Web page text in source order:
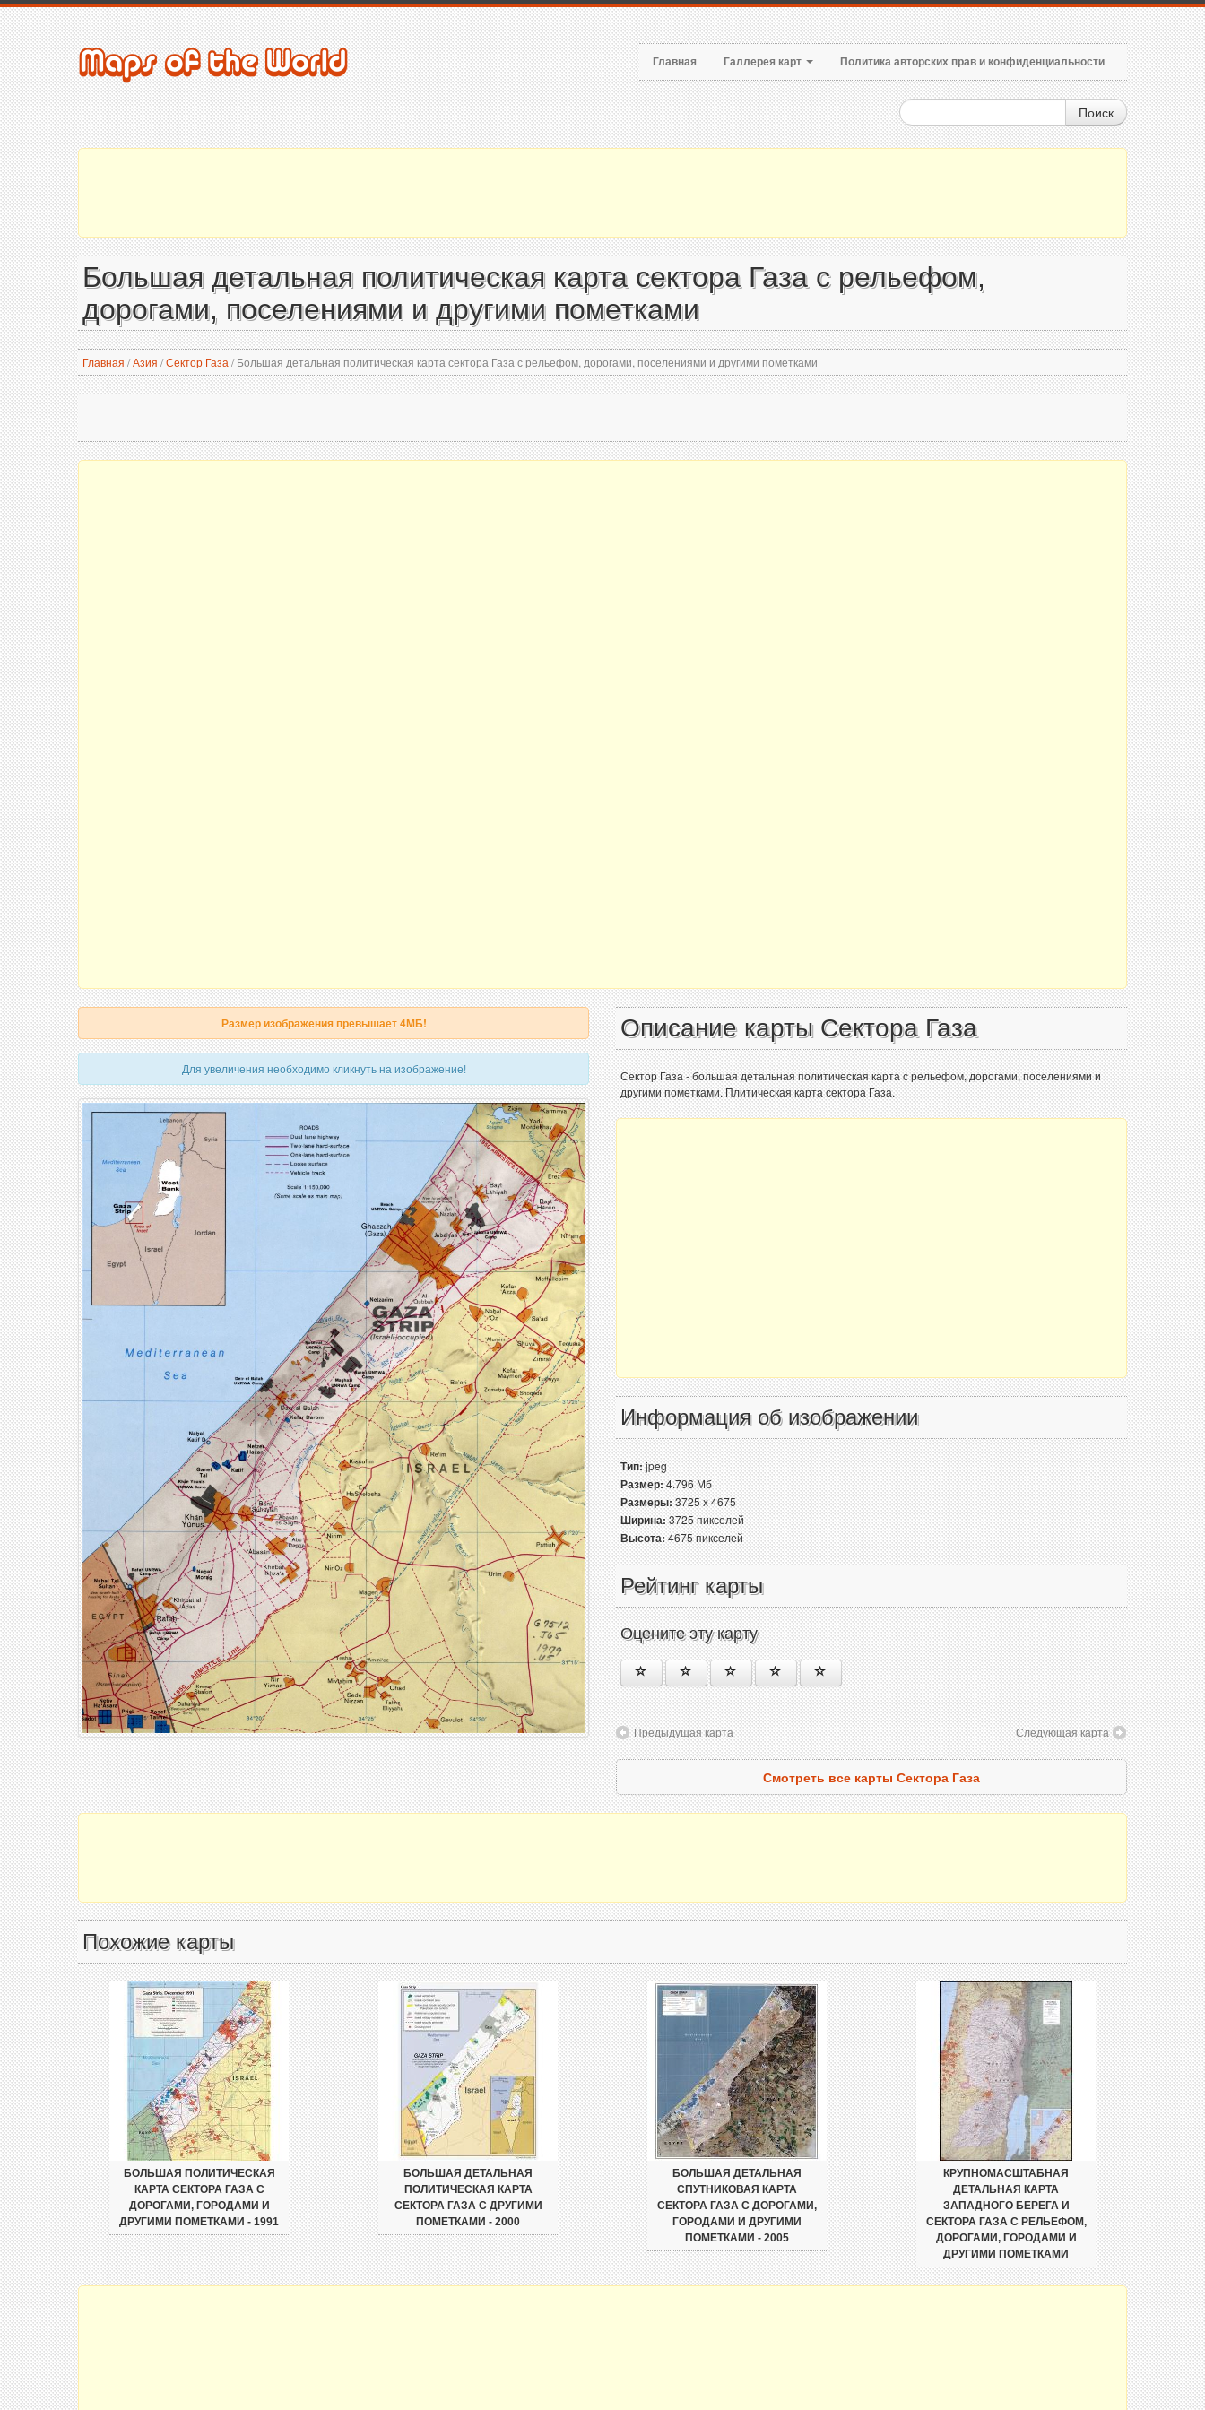
Главная Галлерея карт Политика авторских прав и конфиденциальности
Поиск
Большая детальная политическая карта сектора Газа с рельефом,
дорогами, поселениями и другими пометками
Главная /Азия /Сектор Газа /Большая детальная политическая карта сектора Газа с рельефом, дорогами, поселениями и другими пометками
Размер изображения превышает 4МБ!
Для увеличения необходимо кликнуть на изображение!
Описание карты Сектора Газа
Сектор Газа - большая детальная политическая карта с рельефом, дорогами, поселениями и
другими пометками. Плитическая карта сектора Газа.
Информация об изображении
Тип:jpeg
Размер:4.796 Мб
Размеры:3725 x 4675
Ширина:3725 пикселей
Высота:4675 пикселей
Рейтинг карты
Оцените эту карту
Предыдущая карта Следующая карта
Смотреть все карты Сектора Газа
Похожие карты
БОЛЬШАЯ ПОЛИТИЧЕСКАЯ
КАРТА СЕКТОРА ГАЗА С
ДОРОГАМИ, ГОРОДАМИ И
ДРУГИМИ ПОМЕТКАМИ - 1991
БОЛЬШАЯ ДЕТАЛЬНАЯ
ПОЛИТИЧЕСКАЯ КАРТА
СЕКТОРА ГАЗА С ДРУГИМИ
ПОМЕТКАМИ - 2000
БОЛЬШАЯ ДЕТАЛЬНАЯ
СПУТНИКОВАЯ КАРТА
СЕКТОРА ГАЗА С ДОРОГАМИ,
ГОРОДАМИ И ДРУГИМИ
ПОМЕТКАМИ - 2005
КРУПНОМАСШТАБНАЯ
ДЕТАЛЬНАЯ КАРТА
ЗАПАДНОГО БЕРЕГА И
СЕКТОРА ГАЗА С РЕЛЬЕФОМ,
ДОРОГАМИ, ГОРОДАМИ И
ДРУГИМИ ПОМЕТКАМИ